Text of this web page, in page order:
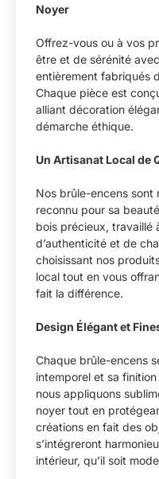
Noyer
Offrez-vous ou à vos
être et de sérénité
entièrement fabriqués
Chaque pièce est
alliant décoration
démarche éthique.
Un Artisanat Local de
Nos brûle-encens sont
reconnu pour sa
bois précieux, travaillé
d’authenticité et de
choisissant nos
local tout en vous
fait la différence.
Design Élégant et
Chaque brûle-encens
intemporel et sa
nous appliquons
noyer tout en
créations en fait des
s’intégreront
intérieur, qu’il soit